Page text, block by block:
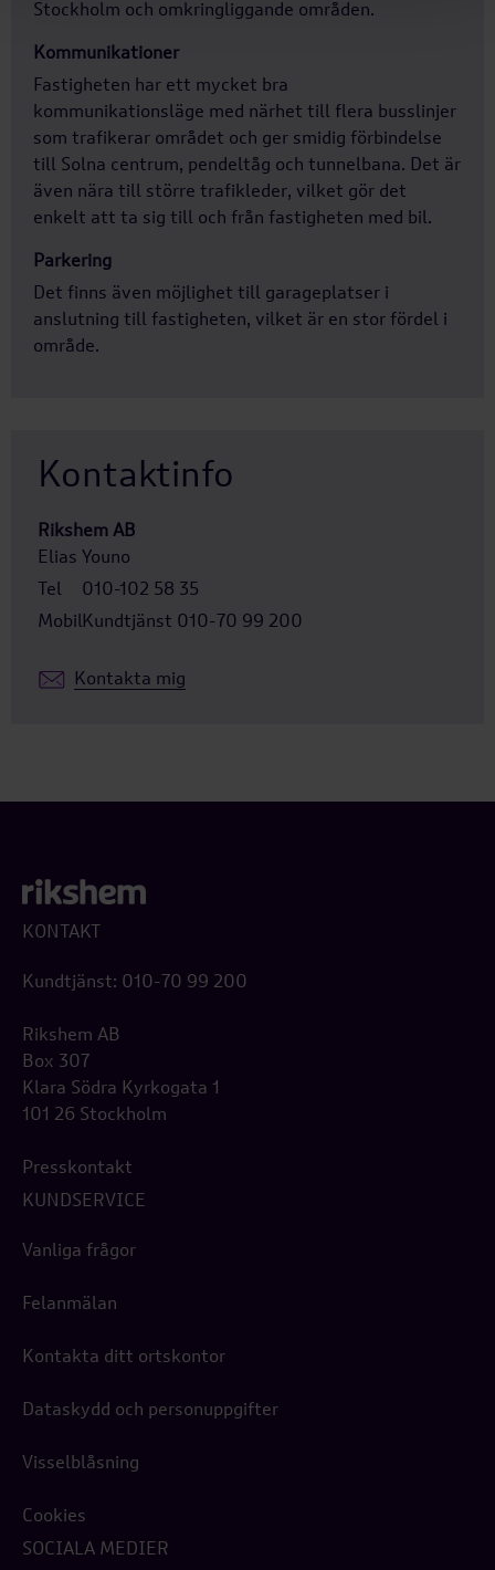
Stockholm och omkringliggande områden.
Kommunikationer
Fastigheten har ett mycket bra
kommunikationsläge med närhet till flera busslinjer
som trafikerar området och ger smidig förbindelse
till Solna centrum, pendeltåg och tunnelbana. Det är
även nära till större trafikleder, vilket gör det
enkelt att ta sig till och från fastigheten med bil.
Parkering
Det finns även möjlighet till garageplatser i
anslutning till fastigheten, vilket är en stor fördel i
område.
Kontaktinfo
Rikshem AB
Elias Youno
Tel
010-102 58 35
MobilKundtjänst 010-70 99 200
Kontakta mig
KONTAKT
Kundtjänst: 010-70 99 200
Rikshem AB
Box 307
Klara Södra Kyrkogata 1
101 26 Stockholm
Presskontakt
KUNDSERVICE
Vanliga frågor
Felanmälan
Kontakta ditt ortskontor
Dataskydd och personuppgifter
Visselblåsning
Cookies
SOCIALA MEDIER